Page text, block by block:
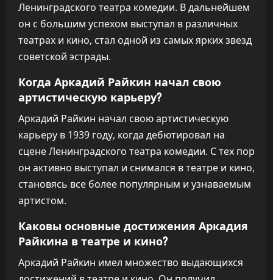
Ленинградского театра комедии. В дальнейшем
он с большим успехом выступал в различных
театрах и кино, стал одной из самых ярких звезд
советской эстрады.
Когда Аркадий Райкин начал свою
артистическую карьеру?
Аркадий Райкин начал свою артистическую
карьеру в 1939 году, когда дебютировал на
сцене Ленинградского театра комедии. С тех пор
он активно выступал и снимался в театре и кино,
становясь все более популярным и узнаваемым
артистом.
Каковы основные достижения Аркадия
Райкина в театре и кино?
Аркадий Райкин имел множество выдающихся